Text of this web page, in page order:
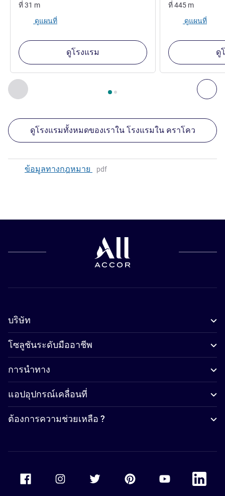
ก่อนหน้า - สถานประกอบการอื่นของเราที่อยู่ใกล้เคียง ถั
หน้า1 , สถานประกอบการอื่นของเราที่อยู่ใกล้เคียง 1 :,
ที่31 m
ดูแผนที่
ดูโรงแรม
ที่445 m
ดูแผนที่
ดู
ดูโรงแรมทั้งหมดของเราใน โรงแรมใน คราโคว
ข้อมูลทางกฎหมาย pdf
บริษัท
โซลูชันระดับมืออาชีพ
การนำทาง
แอปอุปกรณ์เคลื่อนที่
ต้องการความช่วยเหลือ ?
Accor Facebook Accor TwitterAccor PinterestAccor Youtube
Accor